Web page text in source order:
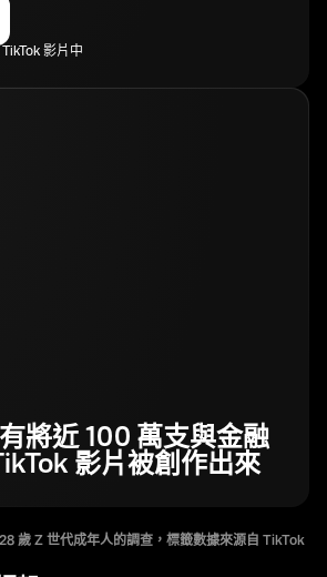
影片中
將近 100 萬支與金融
影片被創作出來
歲 Z 世代成年人的調查，標籤數據來源自 TikTok